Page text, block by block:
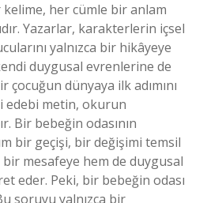
her cümle bir anlam
Yazarlar, karakterlerin içsel
yalnızca bir hikâyeye
duygusal evrenlerine de
çocuğun dünyaya ilk adımını
edebi metin, okurun
Bir bebeğin odasının
bir geçişi, bir değişimi temsil
mesafeye hem de duygusal
eder. Peki, bir bebeğin odası
soruyu yalnızca bir